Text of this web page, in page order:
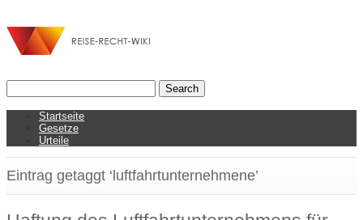
Startseite
Gesetze
Urteile
Eintrag getaggt ‘luftfahrtunternehmene’